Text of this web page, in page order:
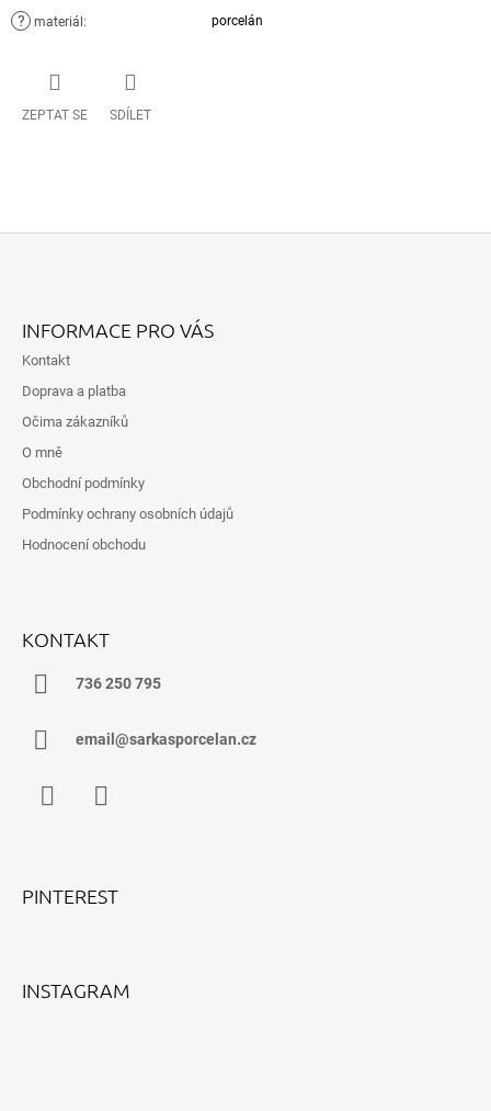
? materiál : porcelán
ZEPTAT SE SDÍLET
INFORMACE PRO VÁS
Kontakt
Doprava a platba
Očima zákazníků
O mně
Obchodní podmínky
Podmínky ochrany osobních údajů
Hodnocení obchodu
KONTAKT
736 250 795
email@sarkasporcelan.cz
PINTEREST
INSTAGRAM